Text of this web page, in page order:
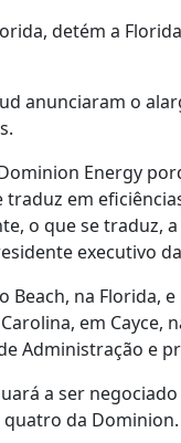
detém a
anunciaram o
Energy
em
o que se traduz,
executivo
Beach, na
em Cayce,
Administração e
a ser
da Dominion.